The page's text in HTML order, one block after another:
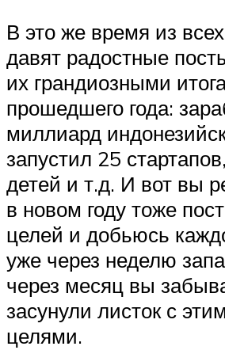
В это же время из
давят радостные
их грандиозными
прошедшего года:
миллиард
запустил 25
детей и т.д. И вот вы
в новом году тоже
целей и добьюсь
уже через неделю
через месяц вы
засунули листок с
целями.